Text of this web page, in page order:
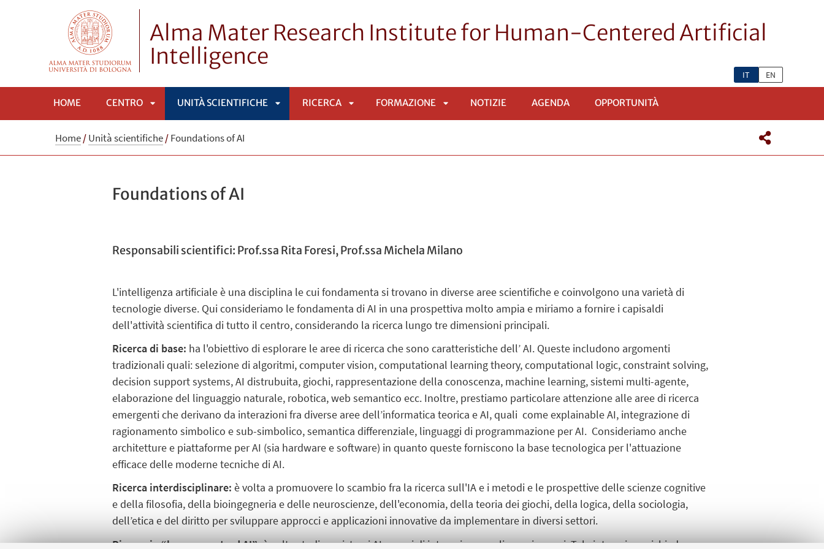
Alma Mater Research Institute for Human-Centered Artificial
Intelligence
IT EN
HOME CENTRO
APRI
UNITÀ SCIENTIFICHE RICERCA FORMAZIONE NOTIZIE AGENDA OPPORTUNITÀ
Home/Unità scientifiche/Foundations of AI
Foundations of AI
Responsabili scientifici: Prof.ssa Rita Foresi, Prof.ssa Michela Milano
L'intelligenza artificiale è una disciplina le cui fondamenta si trovano in diverse aree scientifiche e coinvolgono una varietà di
tecnologie diverse. Qui consideriamo le fondamenta di AI in una prospettiva molto ampia e miriamo a fornire i capisaldi
dell'attività scientifica di tutto il centro, considerando la ricerca lungo tre dimensioni principali.
Ricerca di base: ha l'obiettivo di esplorare le aree di ricerca che sono caratteristiche dell’ AI. Queste includono argomenti
tradizionali quali: selezione di algoritmi, computer vision, computational learning theory, computational logic, constraint solving,
decision support systems, AI distrubuita, giochi, rappresentazione della conoscenza, machine learning, sistemi multi-agente,
elaborazione del linguaggio naturale, robotica, web semantico ecc. Inoltre, prestiamo particolare attenzione alle aree di ricerca
emergenti che derivano da interazioni fra diverse aree dell’informatica teorica e AI, quali come explainable AI, integrazione di
ragionamento simbolico e sub-simbolico, semantica differenziale, linguaggi di programmazione per AI. Consideriamo anche
architetture e piattaforme per AI (sia hardware e software) in quanto queste forniscono la base tecnologica per l'attuazione
efficace delle moderne tecniche di AI.
Ricerca interdisciplinare:è volta a promuovere lo scambio fra la ricerca sull'IA e i metodi e le prospettive delle scienze cognitive
e della filosofia, della bioingegneria e delle neuroscienze, dell'economia, della teoria dei giochi, della logica, della sociologia,
dell’etica e del diritto per sviluppare approcci e applicazioni innovative da implementare in diversi settori.
Ricerca in “human-centerd AI”:è volta studiare sistemi AI capaci di interagire con gli esseri umani. Tale interazione richiede